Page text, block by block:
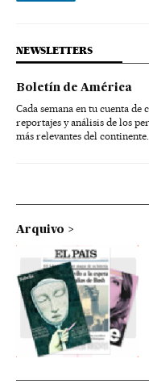
NEWSLETTERS
Boletín de América
Cada semana en tu cuenta
reportajes y análisis de los
más relevantes del continente.
Arquivo